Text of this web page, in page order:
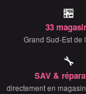
🏪
33
Grand Sud-Est de
🔧
SAV &
directement en